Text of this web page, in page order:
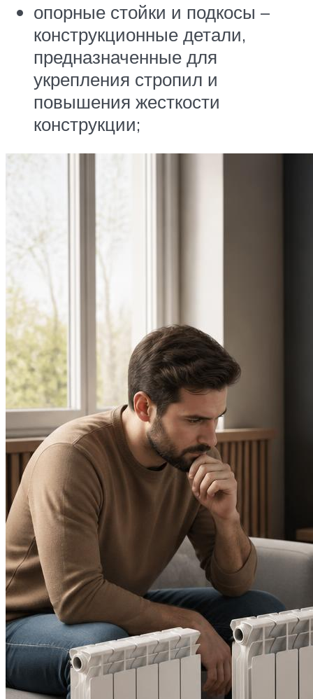
опорные стойки и подкосы –
конструкционные детали,
предназначенные для
укрепления стропил и
повышения жесткости
конструкции;